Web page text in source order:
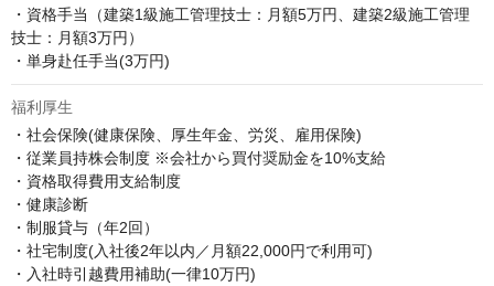
・資格手当（建築1級施工管理技士：月額5万円、建築2級施工管理
技士：月額3万円）
・単身赴任手当(3万円)
福利厚生
・社会保険(健康保険、厚生年金、労災、雇用保険)
・従業員持株会制度 ※会社から買付奨励金を10%支給
・資格取得費用支給制度
・健康診断
・制服貸与（年2回）
・社宅制度(入社後2年以内／月額22,000円で利用可)
・入社時引越費用補助(一律10万円)